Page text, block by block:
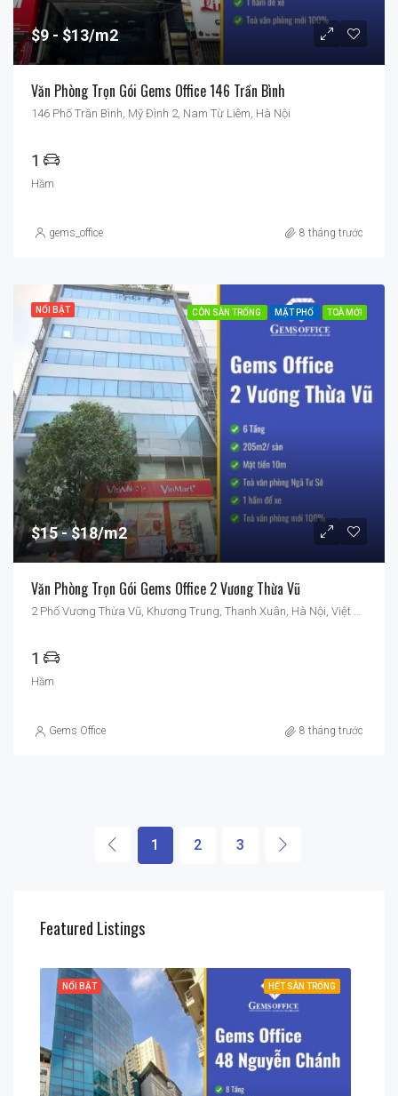
$9 $13/m2
Văn Phòng Trọn Gói Gems Office 146 Trần Bình
146 Phố Trần Bình, Mỹ Đình 2, Nam Từ Liêm, Hà Nội
1
Hầm
gems_office 8 tháng trước
NỔI BẬT CÒN SÀN TRỐNG MẶT PHỐ TOÀ MỚI
$15 $18/m2
Văn Phòng Trọn Gói Gems Office 2 Vương Thừa Vũ
2 Phố Vương Thừa Vũ, Khương Trung, Thanh Xuân, Hà Nội, Việt Nam
1
Hầm
Gems Office 8 tháng trước
1 2 3
Featured Listings
HẾT SÀN TRỐNG
NỔI BẬT